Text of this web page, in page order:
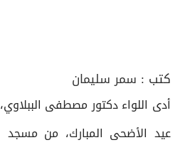
كتب : سمر سليمان
أدى اللواء دكتور مصطفى
عيد الأضحى المبارك، من مسجد